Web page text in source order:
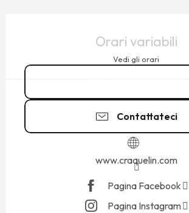
Orari variabili
Vedi gli orari
Contattateci
www.craquelin.com
Pagina Facebook
Pagina Instagram